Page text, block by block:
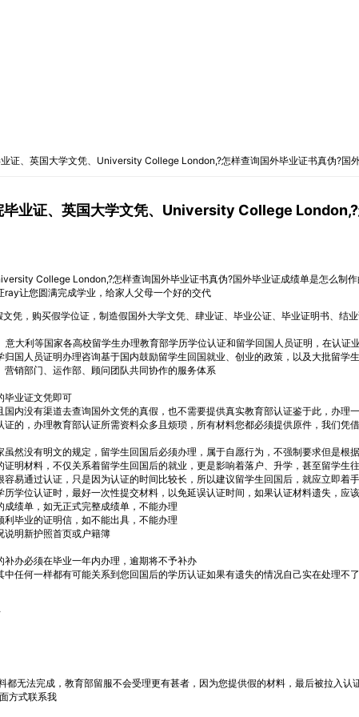
证、英国大学文凭、University College London,?怎样查询国外毕业证书真伪?国
业证、英国大学文凭、University College
College London,?怎样查询国外毕业证书真伪?国外毕业证成绩单是怎么制
让您圆满完成学业，给家人父母一个好的交代
凭，购买假学位证，制造假国外大学文凭、肆业证、毕业公证、毕业证明书、结
大利等国家各高校留学生办理教育部学历学位认证和留学回国人员证明，在认证
国人员证明办理咨询基于国内鼓励留学生回国就业、创业的政策，以及大批留
销部门、运作部、顾问团队共同协作的服务体系
毕业证文凭即可
内没有渠道去查询国外文凭的真假，也不需要提供真实教育部认证鉴于此，办理
的，办理教育部认证所需资料众多且烦琐，所有材料您都必须提供原件，我们凭
然没有明文的规定，留学生回国后必须办理，属于自愿行为，不强制要求但是根
明材料，不仅关系着留学生回国后的就业，更是影响着落户、升学，甚至留学生
通过认证，只是因为认证的时间比较长，所以建议留学生回国后，就应立即着
位认证时，最好一次性提交材料，以免延误认证时间，如果认证材料遗失，应
绩单，如无正式完整成绩单，不能办理
毕业的证明信，如不能出具，不能办理
明新护照首页或户籍簿
办必须在毕业一年内办理，逾期将不予补办
何一样都有可能关系到您回国后的学历认证如果有遗失的情况自己实在处理不了
无法完成，教育部留服不会受理更有甚者，因为您提供假的材料，最后被拉入认
方式联系我